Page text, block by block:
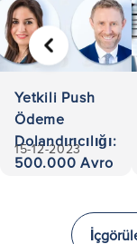
Yetkili Push
Ödeme
Dolandırıcılığı:
500.000 Avro
15-12-2023
ÖNCEKI